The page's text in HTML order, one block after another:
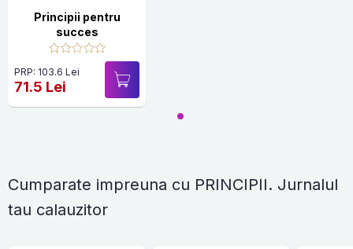
Principii pentru
succes
PRP: 103.6 Lei
71.5 Lei
Cumparate impreuna cu PRINCIPII. Jurnalul
tau calauzitor